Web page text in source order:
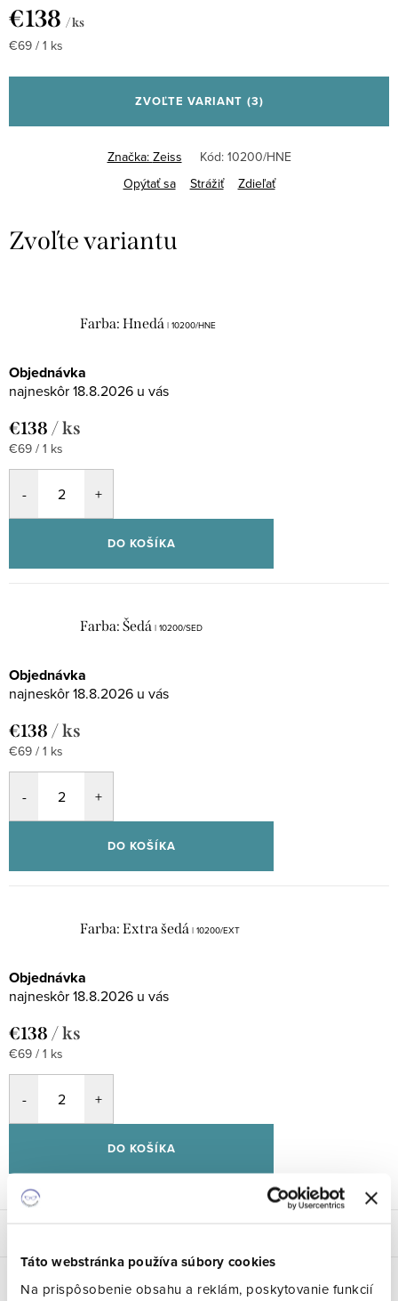
Táto webstránka používa súbory cookies
Na prispôsobenie obsahu a reklám, poskytovanie funkcií
€138 / ks
Jednotková
€69 / 1 ks
ZVOĽTE VARIANT (3)
Značka: Zeiss Kód: 10200/HNE
Opýtať sa
Strážiť Zdieľať
Farba: Hnedá | 10200/HNE
Objednávka
18.8.2026
€138 / ks
Jednotková
cena:
€69 / 1 ks
DO KOŠÍKA
Farba: Šedá | 10200/SED
Objednávka
18.8.2026
€138 / ks
Jednotková
cena:
€69 / 1 ks
DO KOŠÍKA
Farba: Extra šedá | 10200/EXT
Objednávka
18.8.2026
€138 / ks
Jednotková
cena:
€69 / 1 ks
DO KOŠÍKA
Parametre produktu